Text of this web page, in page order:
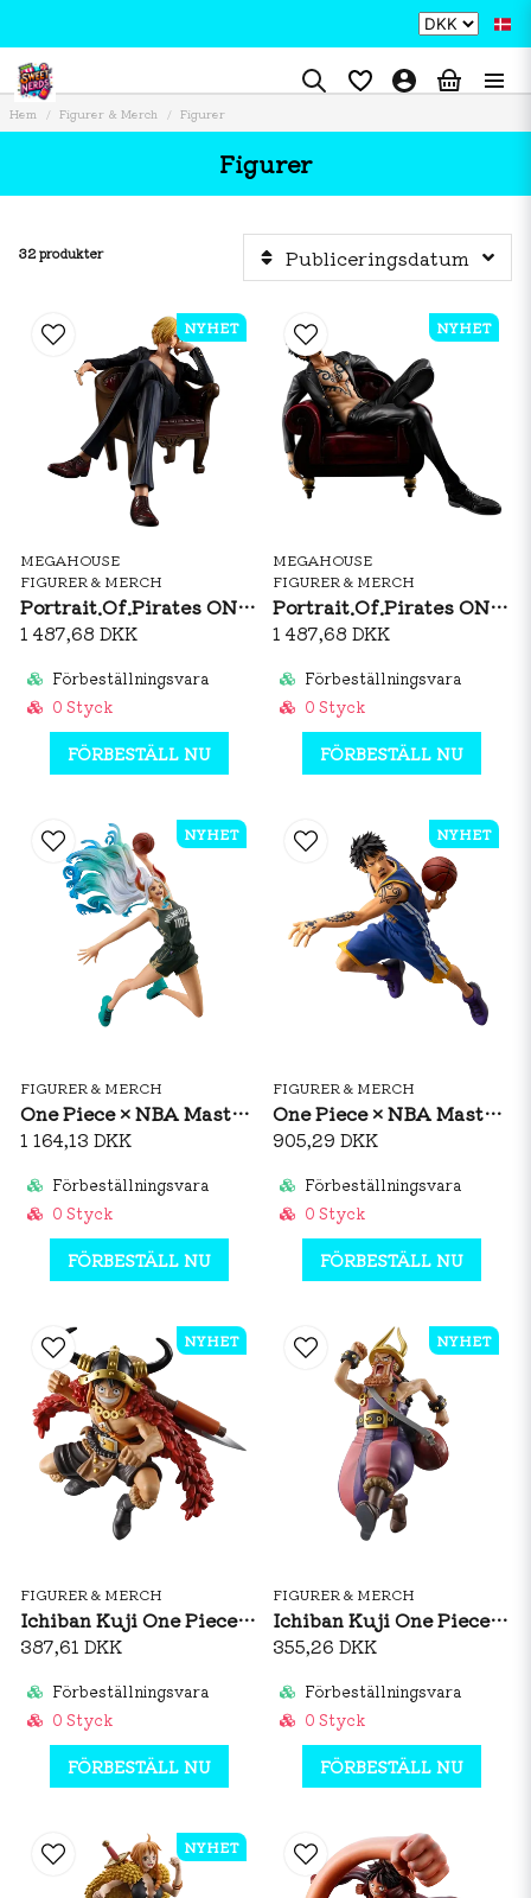
Hem Figurer & Merch Figurer
Figurer
32 produkter Publiceringsdatum
MEGAHOUSE
FIGURER & MERCH
Portrait.Of.Pirates ONE PIECE “SOC” Sanji Ver.R Figure
1 487,68 DKK
Förbeställningsvara
0 Styck
FÖRBESTÄLL NU
NYHET
MEGAHOUSE
FIGURER & MERCH
Portrait.Of.Pirates ONE PIECE “SOC” Trafalgar Law Ver.R Figure
1 487,68 DKK
Förbeställningsvara
0 Styck
FÖRBESTÄLL NU
NYHET
FIGURER & MERCH
One Piece × NBA Master Stars Piece The Yamato MILWAUKEE BUCKS Figure
1 164,13 DKK
Förbeställningsvara
0 Styck
FÖRBESTÄLL NU
NYHET
FIGURER & MERCH
One Piece × NBA Master Stars Piece The Trafalgar Law GOLDEN STATE WARRIORS Figure
905,29 DKK
Förbeställningsvara
0 Styck
FÖRBESTÄLL NU
NYHET
FIGURER & MERCH
Ichiban Kuji One Piece Elbaf Arc GIANT BASH!! Vol.1 - Monkey D. Luffy
387,61 DKK
Förbeställningsvara
0 Styck
FÖRBESTÄLL NU
NYHET
FIGURER & MERCH
Ichiban Kuji One Piece Elbaf Arc GIANT BASH!! Vol.1 - Usopp
355,26 DKK
Förbeställningsvara
0 Styck
FÖRBESTÄLL NU
NYHET
NYHET